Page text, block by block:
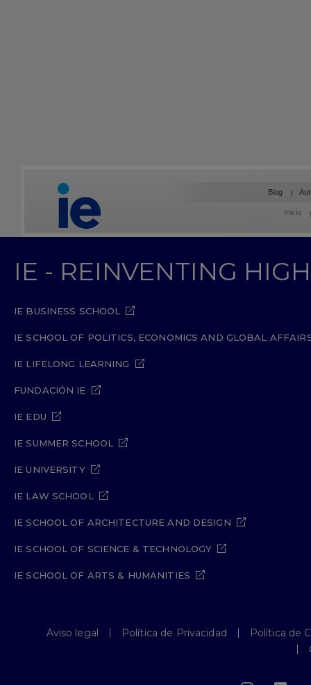
Blog
Inicio
IE - REINVENTING
IE BUSINESS SCHOOL
IE SCHOOL OF POLITICS, ECONOMICS AND GLOBAL
IE LIFELONG LEARNING
FUNDACIÓN IE
IE EDU
IE SUMMER SCHOOL
IE UNIVERSITY
IE LAW SCHOOL
IE SCHOOL OF ARCHITECTURE AND DESIGN
IE SCHOOL OF SCIENCE & TECHNOLOGY
IE SCHOOL OF ARTS & HUMANITIES
Aviso legal Política de Privacidad
Política de